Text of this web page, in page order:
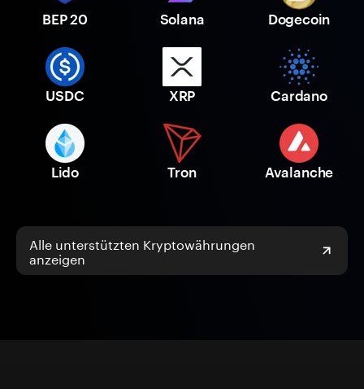
BEP 20 Solana Dogecoin
USDC XRP Cardano
Lido Tron Avalanche
Alle unterstützten Kryptowährungen
anzeigen